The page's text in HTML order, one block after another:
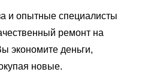
и опытные специалисты
ремонт на
экономите деньги,
новые.